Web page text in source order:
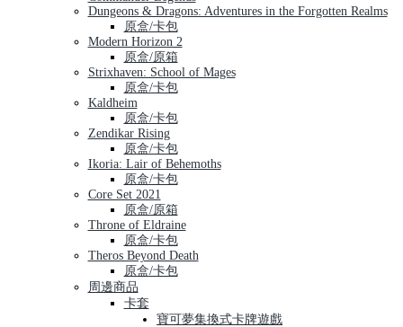
Dungeons & Dragons: Adventures in the Forgotten Realms
原盒/卡包
Modern Horizon 2
原盒/原箱
Strixhaven: School of Mages
原盒/卡包
Kaldheim
原盒/卡包
Zendikar Rising
原盒/卡包
Ikoria: Lair of Behemoths
原盒/卡包
Core Set 2021
原盒/原箱
Throne of Eldraine
原盒/卡包
Theros Beyond Death
原盒/卡包
周邊商品
卡套
寶可夢集換式卡牌遊戲